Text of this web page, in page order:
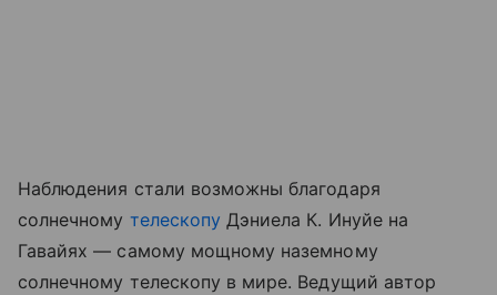
Наблюдения стали возможны благодаря
солнечному телескопу Дэниела К. Инуйе на
Гавайях — самому мощному наземному
солнечному телескопу в мире. Ведущий автор